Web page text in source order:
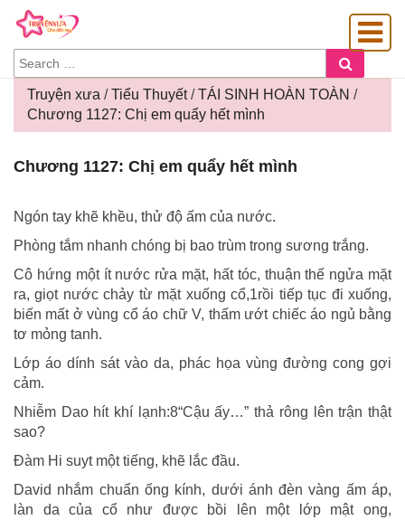
SEARCH
FOR:
Truyện xưa /Tiểu Thuyết/TÁI SINH HOÀN TOÀN /
Chương 1127: Chị em quẩy hết mình
1127:
em
hết
mình
Chương 1127: Chị em quẩy hết mình
Ngón tay khẽ khều, thử độ ấm của nước.
Phòng tắm nhanh chóng bị bao trùm trong sương trắng.
Cô hứng một ít nước rửa mặt, hất tóc, thuận thế ngửa mặt
ra, giọt nước chảy từ mặt xuống cổ,1rồi tiếp tục đi xuống,
biến mất ở vùng cổ áo chữ V, thấm ướt chiếc áo ngủ bằng
tơ mỏng tanh.
Lớp áo dính sát vào da, phác họa vùng đường cong gợi
cảm.
Nhiễm Dao hít khí lạnh:8“Cậu ấy…” thả rông lên trận thật
sao?
Đàm Hi suyt một tiếng, khẽ lắc đầu.
David nhắm chuẩn ống kính, dưới ánh đèn vàng ấm áp,
làn da của cổ như được bồi lên một lớp mật ong,